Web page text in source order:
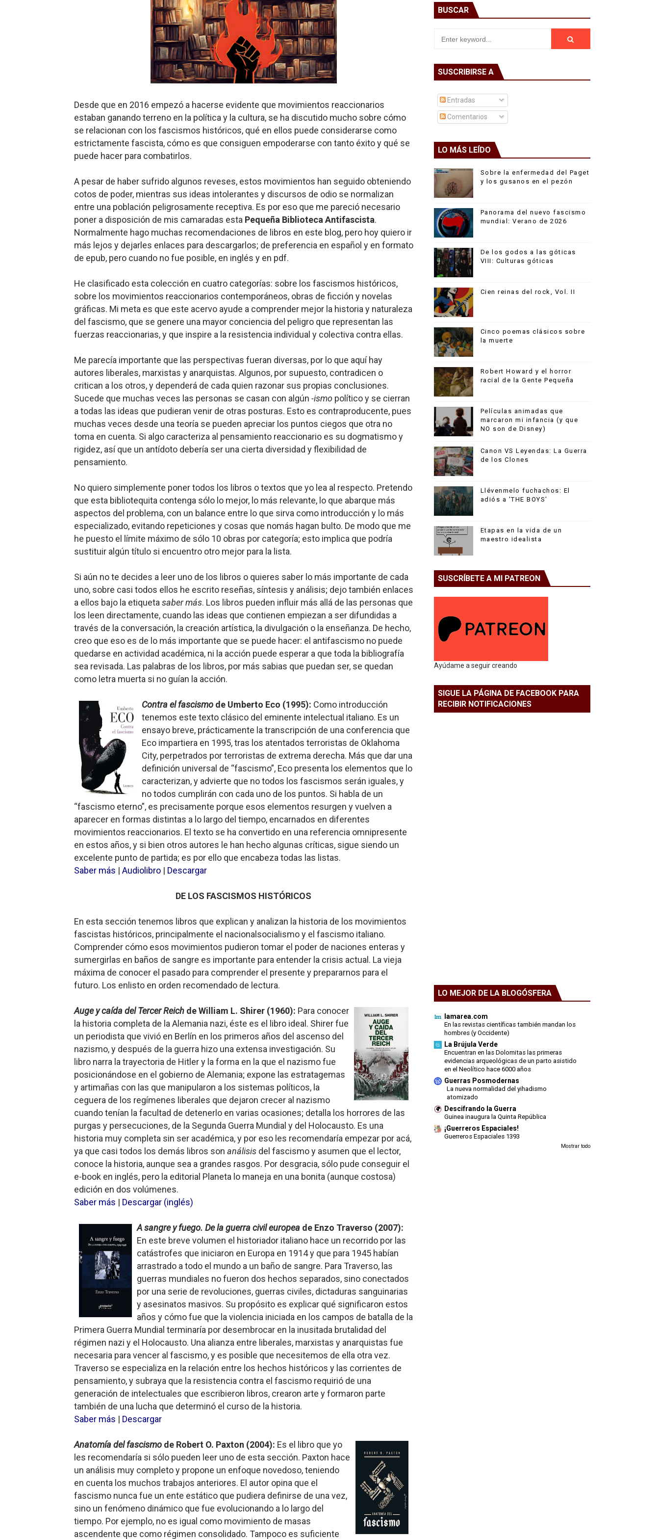
Charlie Kirk y la izquierda asesina
Dios es Cambio: Filosofía Earthseed para el fin del mundo
Nuestra era de genocidios
Mis historias favoritas de Superman
Transformers: ¿Una película marxista?
Gentile: Lo que debes entender sobre el fascismo
Definiendo: ¿Qué es el fascismo?
Llévenmelo fuchachos: El adiós a 'THE BOYS'
La falacia etimológica
Mario: La epopeya del fontanero - Parte II
Mario: La epopeya del fontanero - Parte I
Que no nos aplaste el Talón de Hierro
Pokémon: La película existencialista
Desde que en 2016 empezó a hacerse evidente que movimientos reaccionarios
estaban ganando terreno en la política y la cultura, se ha discutido mucho sobre cómo
se relacionan con los fascismos históricos, qué en ellos puede considerarse como
estrictamente fascista, cómo es que consiguen empoderarse con tanto éxito y qué se
puede hacer para combatirlos.
A pesar de haber sufrido algunos reveses, estos movimientos han seguido obteniendo
cotos de poder, mientras sus ideas intolerantes y discursos de odio se normalizan
entre una población peligrosamente receptiva. Es por eso que me pareció necesario
poner a disposición de mis camaradas esta Pequeña Biblioteca Antifascista.
Normalmente hago muchas recomendaciones de libros en este blog, pero hoy quiero ir
más lejos y dejarles enlaces para descargarlos; de preferencia en español y en formato
de epub, pero cuando no fue posible, en inglés y en pdf.
He clasificado esta colección en cuatro categorías: sobre los fascismos históricos,
sobre los movimientos reaccionarios contemporáneos, obras de ficción y novelas
gráficas. Mi meta es que este acervo ayude a comprender mejor la historia y naturaleza
del fascismo, que se genere una mayor conciencia del peligro que representan las
fuerzas reaccionarias, y que inspire a la resistencia individual y colectiva contra ellas.
Me parecía importante que las perspectivas fueran diversas, por lo que aquí hay
autores liberales, marxistas y anarquistas. Algunos, por supuesto, contradicen o
critican a los otros, y dependerá de cada quien razonar sus propias conclusiones.
Sucede que muchas veces las personas se casan con algún -ismopolítico y se cierran
a todas las ideas que pudieran venir de otras posturas. Esto es contraproducente, pues
muchas veces desde una teoría se pueden apreciar los puntos ciegos que otra no
toma en cuenta. Si algo caracteriza al pensamiento reaccionario es su dogmatismo y
rigidez, así que un antídoto debería ser una cierta diversidad y flexibilidad de
pensamiento.
No quiero simplemente poner todos los libros o textos que yo lea al respecto. Pretendo
que esta bibliotequita contenga sólo lo mejor, lo más relevante, lo que abarque más
aspectos del problema, con un balance entre lo que sirva como introducción y lo más
especializado, evitando repeticiones y cosas que nomás hagan bulto. De modo que me
he puesto el límite máximo de sólo 10 obras por categoría; esto implica que podría
sustituir algún título si encuentro otro mejor para la lista.
Si aún no te decides a leer uno de los libros o quieres saber lo más importante de cada
uno, sobre casi todos ellos he escrito reseñas, síntesis y análisis; dejo también enlaces
a ellos bajo la etiqueta saber más. Los libros pueden influir más allá de las personas que
los leen directamente, cuando las ideas que contienen empiezan a ser difundidas a
través de la conversación, la creación artística, la divulgación o la enseñanza. De hecho,
creo que eso es de lo más importante que se puede hacer: el antifascismo no puede
quedarse en actividad académica, ni la acción puede esperar a que toda la bibliografía
sea revisada. Las palabras de los libros, por más sabias que puedan ser, se quedan
como letra muerta si no guían la acción.
Contra el fascismo de Umberto Eco (1995): Como introducción
tenemos este texto clásico del eminente intelectual italiano. Es un
ensayo breve, prácticamente la transcripción de una conferencia que
Eco impartiera en 1995, tras los atentados terroristas de Oklahoma
City, perpetrados por terroristas de extrema derecha. Más que dar una
definición universal de “fascismo”, Eco presenta los elementos que lo
caracterizan, y advierte que no todos los fascismos serán iguales, y
no todos cumplirán con cada uno de los puntos. Si habla de un
“fascismo eterno”, es precisamente porque esos elementos resurgen y vuelven a
aparecer en formas distintas a lo largo del tiempo, encarnados en diferentes
movimientos reaccionarios. El texto se ha convertido en una referencia omnipresente
en estos años, y si bien otros autores le han hecho algunas críticas, sigue siendo un
excelente punto de partida; es por ello que encabeza todas las listas.
Saber más | Audiolibro| Descargar
DE LOS FASCISMOS HISTÓRICOS
En esta sección tenemos libros que explican y analizan la historia de los movimientos
fascistas históricos, principalmente el nacionalsocialismo y el fascismo italiano.
Comprender cómo esos movimientos pudieron tomar el poder de naciones enteras y
sumergirlas en baños de sangre es importante para entender la crisis actual. La vieja
máxima de conocer el pasado para comprender el presente y prepararnos para el
futuro. Los enlisto en orden recomendado de lectura.
Auge y caída del Tercer Reich de William L. Shirer (1960): Para conocer
la historia completa de la Alemania nazi, éste es el libro ideal. Shirer fue
un periodista que vivió en Berlín en los primeros años del ascenso del
nazismo, y después de la guerra hizo una extensa investigación. Su
libro narra la trayectoria de Hitler y la forma en la que el nazismo fue
posicionándose en el gobierno de Alemania; expone las estratagemas
y artimañas con las que manipularon a los sistemas políticos, la
ceguera de los regímenes liberales que dejaron crecer al nazismo
cuando tenían la facultad de detenerlo en varias ocasiones; detalla los horrores de las
purgas y persecuciones, de la Segunda Guerra Mundial y del Holocausto. Es una
historia muy completa sin ser académica, y por eso les recomendaría empezar por acá,
ya que casi todos los demás libros son análisis del fascismo y asumen que el lector,
conoce la historia, aunque sea a grandes rasgos. Por desgracia, sólo pude conseguir el
e-book en inglés, pero la editorial Planeta lo maneja en una bonita (aunque costosa)
edición en dos volúmenes.
Saber más | Descargar (inglés)
A sangre y fuego. De la guerra civil europea de Enzo Traverso (2007):
En este breve volumen el historiador italiano hace un recorrido por las
catástrofes que iniciaron en Europa en 1914 y que para 1945 habían
arrastrado a todo el mundo a un baño de sangre. Para Traverso, las
guerras mundiales no fueron dos hechos separados, sino conectados
por una serie de revoluciones, guerras civiles, dictaduras sanguinarias
y asesinatos masivos. Su propósito es explicar qué significaron estos
años y cómo fue que la violencia iniciada en los campos de batalla de la
Primera Guerra Mundial terminaría por desembrocar en la inusitada brutalidad del
régimen nazi y el Holocausto. Una alianza entre liberales, marxistas y anarquistas fue
necesaria para vencer al fascismo, y es posible que necesitemos de ella otra vez.
Traverso se especializa en la relación entre los hechos históricos y las corrientes de
pensamiento, y subraya que la resistencia contra el fascismo requirió de una
generación de intelectuales que escribieron libros, crearon arte y formaron parte
también de una lucha que determinó el curso de la historia.
Saber más | Descargar
Anatomía del fascismo de Robert O. Paxton (2004): Es el libro que yo
les recomendaría si sólo pueden leer uno de esta sección. Paxton hace
un análisis muy completo y propone un enfoque novedoso, teniendo
en cuenta los muchos trabajos anteriores. El autor opina que el
fascismo nunca fue un ente estático que pudiera definirse de una vez,
sino un fenómeno dinámico que fue evolucionando a lo largo del
tiempo. Por ejemplo, no es igual como movimiento de masas
ascendente que como régimen consolidado. Tampoco es suficiente
BUSCAR
SUSCRIBIRSE A
Entradas
Comentarios
LO MÁS LEÍDO
Sobre la enfermedad del Paget
y los gusanos en el pezón
Panorama del nuevo fascismo
mundial: Verano de 2026
De los godos a las góticas
VIII: Culturas góticas
Cien reinas del rock, Vol. II
Cinco poemas clásicos sobre
la muerte
Robert Howard y el horror
racial de la Gente Pequeña
Películas animadas que
marcaron mi infancia (y que
NO son de Disney)
Canon VS Leyendas: La Guerra
de los Clones
Llévenmelo fuchachos: El
adiós a 'THE BOYS'
Etapas en la vida de un
maestro idealista
SUSCRÍBETE A MI PATREON
Ayúdame a seguir creando
SIGUE LA PÁGINA DE FACEBOOK PARA
RECIBIR NOTIFICACIONES
LO MEJOR DE LA BLOGÓSFERA
lamarea.com
En las revistas científicas también mandan los
hombres (y Occidente)
La Brújula Verde
Encuentran en las Dolomitas las primeras
evidencias arqueológicas de un parto asistido
en el Neolítico hace 6000 años
Guerras Posmodernas
La nueva normalidad del yihadismo
atomizado
Descifrando la Guerra
Guinea inaugura la Quinta República
¡Guerreros Espaciales!
Guerreros Espaciales 1393
Mostrar todo